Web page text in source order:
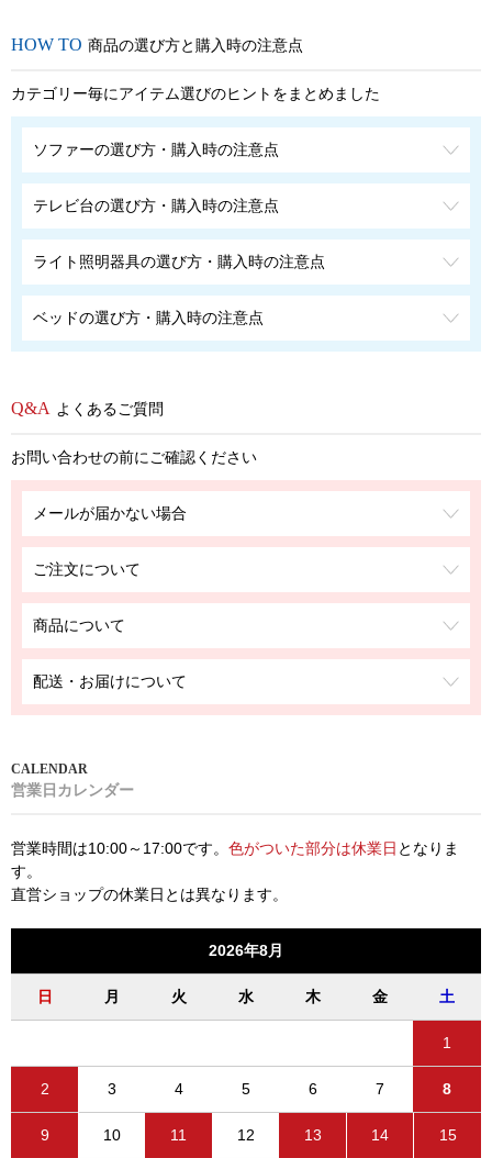
商品の選び方と購入時の注意点
カテゴリー毎にアイテム選びのヒントをまとめました
ソファーの選び方・購入時の注意点
テレビ台の選び方・購入時の注意点
ライト照明器具の選び方・購入時の注意点
ベッドの選び方・購入時の注意点
よくあるご質問
お問い合わせの前にご確認ください
メールが届かない場合
ご注文について
商品について
配送・お届けについて
営業日カレンダー
営業時間は10:00～17:00です。 色がついた部分は休業日 となりま
す。
直営ショップの休業日とは異なります。
2026年8月
日 月 火 水 木 金 土
1
2 3 4 5 6 7 8
9 10 11 12 13 14 15